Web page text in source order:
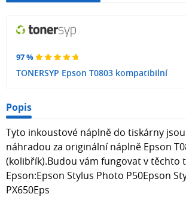
97 %
TONERSYP Epson T0803 kompatibilní
Popis
Tyto inkoustové náplně do tiskárny
náhradou za originální náplně Epson
(kolibřík).Budou vám fungovat v těchto
Epson:Epson Stylus Photo P50Epson
PX650Eps